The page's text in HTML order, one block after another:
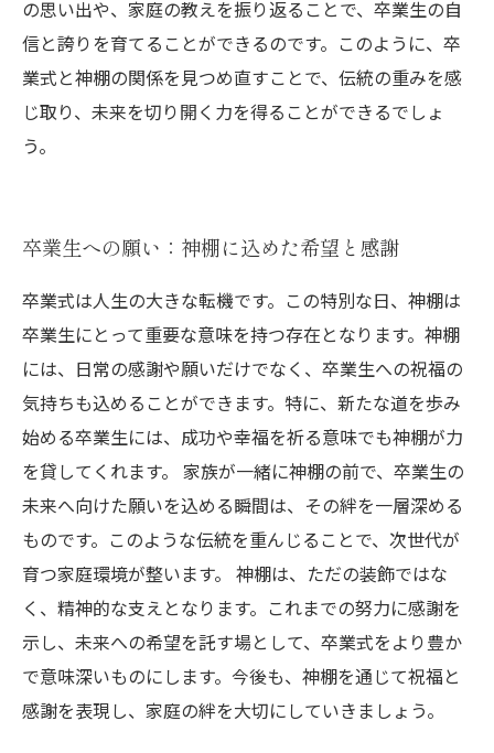
の思い出や、家庭の教えを振り返ることで、卒業生の自
信と誇りを育てることができるのです。このように、卒
業式と神棚の関係を見つめ直すことで、伝統の重みを感
じ取り、未来を切り開く力を得ることができるでしょ
う。
卒業生への願い：神棚に込めた希望と感謝
卒業式は人生の大きな転機です。この特別な日、神棚は
卒業生にとって重要な意味を持つ存在となります。神棚
には、日常の感謝や願いだけでなく、卒業生への祝福の
気持ちも込めることができます。特に、新たな道を歩み
始める卒業生には、成功や幸福を祈る意味でも神棚が力
を貸してくれます。 家族が一緒に神棚の前で、卒業生の
未来へ向けた願いを込める瞬間は、その絆を一層深める
ものです。このような伝統を重んじることで、次世代が
育つ家庭環境が整います。 神棚は、ただの装飾ではな
く、精神的な支えとなります。これまでの努力に感謝を
示し、未来への希望を託す場として、卒業式をより豊か
で意味深いものにします。今後も、神棚を通じて祝福と
感謝を表現し、家庭の絆を大切にしていきましょう。